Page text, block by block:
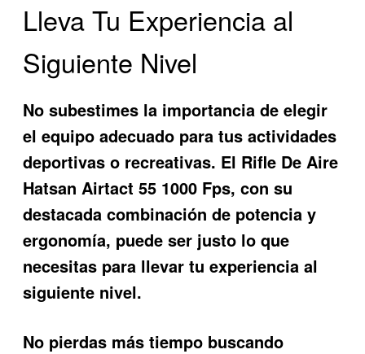
Lleva Tu Experiencia al
Siguiente Nivel
No subestimes la importancia de elegir
el equipo adecuado para tus actividades
deportivas o recreativas. El Rifle De Aire
Hatsan Airtact 55 1000 Fps, con su
destacada combinación de potencia y
ergonomía, puede ser justo lo que
necesitas para llevar tu experiencia al
siguiente nivel.
No pierdas más tiempo buscando